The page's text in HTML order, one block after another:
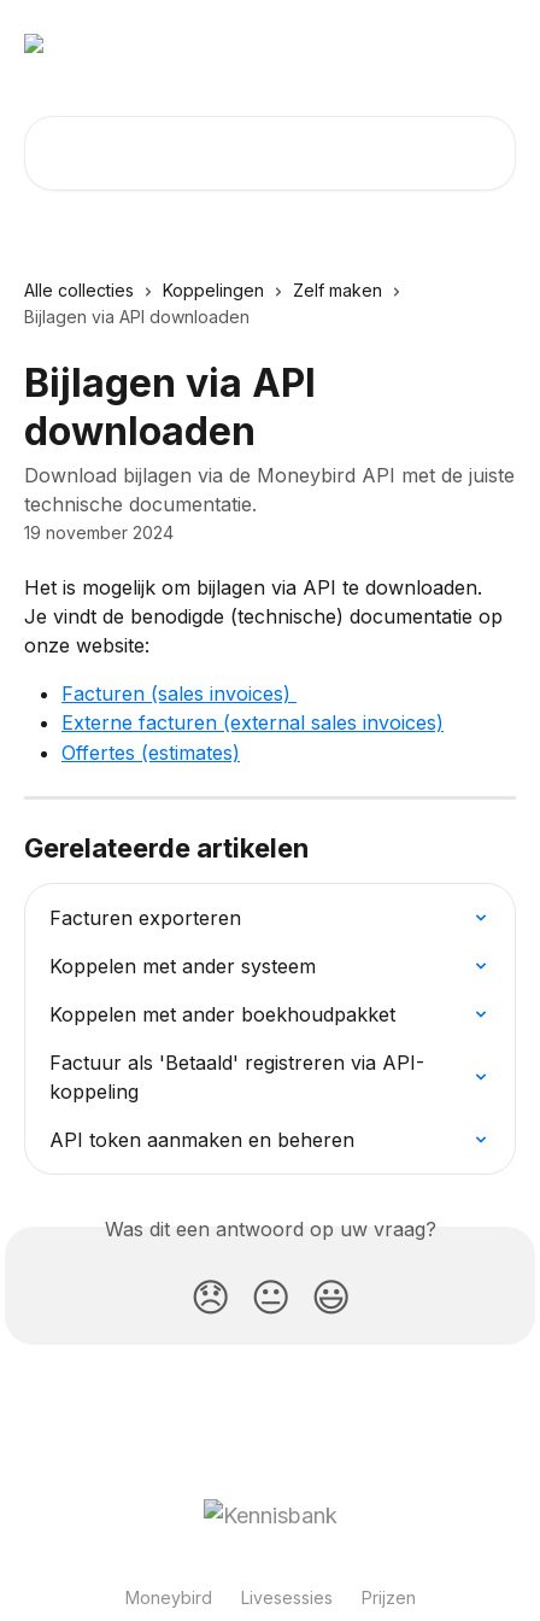
Alle collecties Koppelingen
Zelf maken
Bijlagen via API downloaden
Bijlagen via API
downloaden
Download bijlagen via de Moneybird API met de juiste
technische documentatie.
19 november 2024
Het is mogelijk om bijlagen via API te downloaden.
Je vindt de benodigde (technische) documentatie op
onze website:
Facturen (sales invoices)
Externe facturen (external sales invoices)
Offertes (estimates)
Gerelateerde artikelen
Facturen exporteren
Koppelen met ander systeem
Koppelen met ander boekhoudpakket
Factuur als 'Betaald' registreren via API-
koppeling
API token aanmaken en beheren
Was dit een antwoord op uw vraag?
😞 😐 😃
Moneybird Livesessies Prijzen